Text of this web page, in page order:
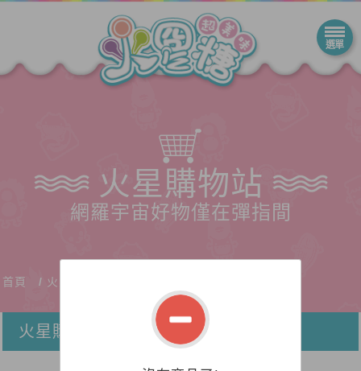
火星購物站
網羅宇宙好物僅在彈指間
首頁 火星購物站
火星購物站